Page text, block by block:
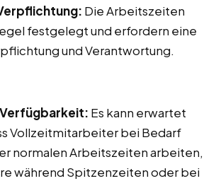
Die Arbeitszeiten
festgelegt und erfordern eine
und Verantwortung.
Es kann erwartet
Vollzeitmitarbeiter bei Bedarf
normalen Arbeitszeiten arbeiten,
während Spitzenzeiten oder bei